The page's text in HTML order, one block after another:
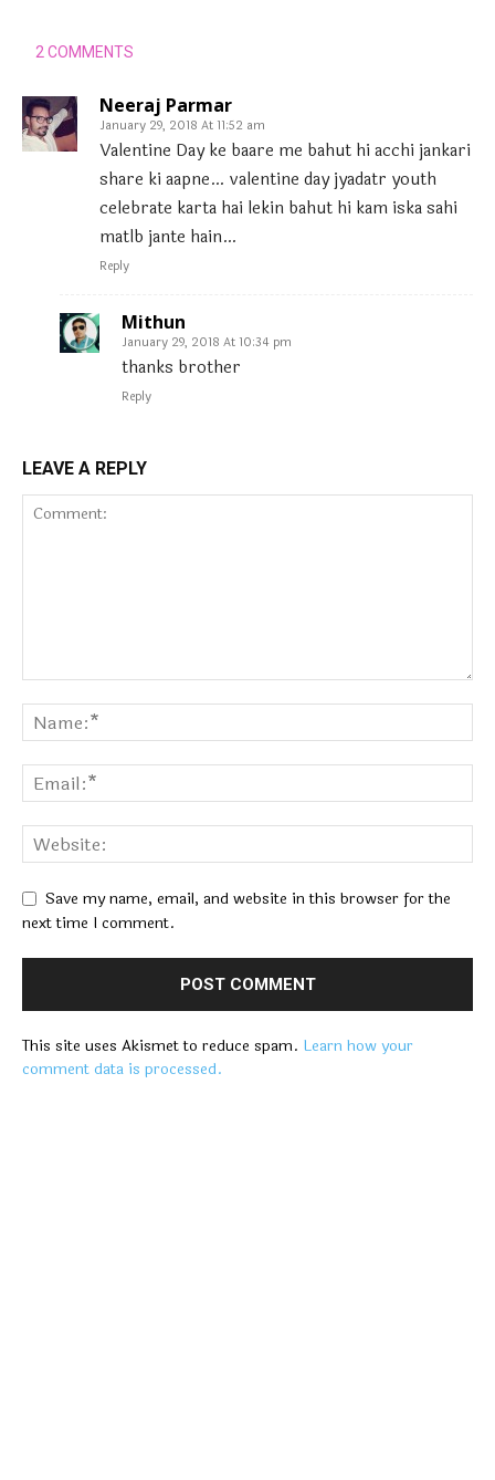
2 COMMENTS
Neeraj Parmar
January 29, 2018 At 11:52 am
Valentine Day ke baare me bahut hi acchi jankari
share ki aapne… valentine day jyadatr youth
celebrate karta hai lekin bahut hi kam iska sahi
matlb jante hain…
Reply
Mithun
January 29, 2018 At 10:34 pm
thanks brother
Reply
LEAVE A REPLY
Save my name, email, and website in this browser for the
next time I comment.
This site uses Akismet to reduce spam. Learn how your
comment data is processed.